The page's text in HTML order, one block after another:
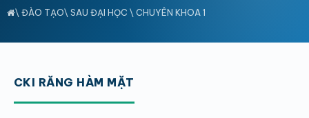
\ ĐÀO TẠO\ SAU ĐẠI HỌC \ CHUYÊN KHOA 1
CKI RĂNG HÀM MẶT